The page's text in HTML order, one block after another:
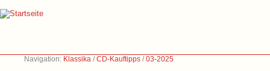
Navigation: Klassika /CD-Kauftipps /03-2025